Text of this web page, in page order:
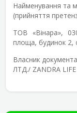
Найменування та
(прийняття
ТОВ «Вінара»,
площа, будинок 2,
Власник
ЛТД./ ZANDRA LIFE